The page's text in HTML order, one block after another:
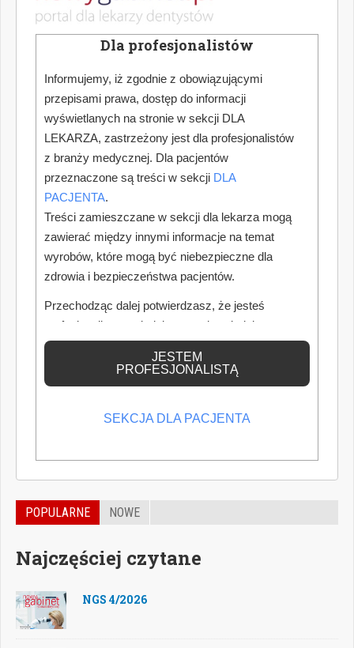
POPULARNE NOWE
Najczęściej czytane
NGS 4/2026
Dla profesjonalistów
Informujemy, iż zgodnie z obowiązującymi
przepisami prawa, dostęp do informacji
wyświetlanych na stronie w sekcji DLA
LEKARZA, zastrzeżony jest dla profesjonalistów
z branży medycznej. Dla pacjentów
przeznaczone są treści w sekcji DLA
PACJENTA.
Treści zamieszczane w sekcji dla lekarza mogą
zawierać między innymi informacje na temat
wyrobów, które mogą być niebezpieczne dla
zdrowia i bezpieczeństwa pacjentów.
Przechodząc dalej potwierdzasz, że jesteś
profesjonalistą posiadającym odpowiednią
wiedzę medyczną.
JESTEM
PROFESJONALISTĄ
SEKCJA DLA PACJENTA